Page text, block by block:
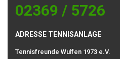
02369 / 5726
ADRESSE TENNISANLAGE
Tennisfreunde Wulfen 1973 e.V.